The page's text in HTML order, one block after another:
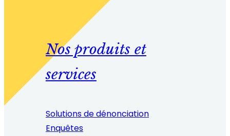
Nos produits et
services
Solutions de dénonciation
Enquêtes